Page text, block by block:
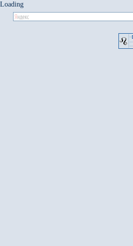
Loading